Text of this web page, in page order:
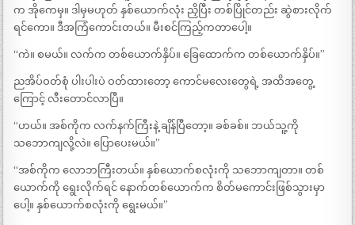
က အိုကေမှ။ ဒါမှမဟုတ် နှစ်ယောက်လုံး ညှိပြီး တစ်ပြိုင်တည်း ဆွဲစားလိုက်
ရင်ကော။ ဒီအကြံကောင်းတယ်။ မီးစင်ကြည့်ကတာပေါ့။
“ကဲ။ စမယ်။ လက်က တစ်ယောက်နှိပ်။ ခြေထောက်က တစ်ယောက်နှိပ်။”
ညအိပ်ဝတ်စုံ ပါးပါးပဲ ဝတ်ထားတော့ ကောင်မလေးတွေရဲ့ အထိအတွေ့
ကြောင့် လီးတောင်လာပြီ။
“ဟယ်။ အစ်ကိုက လက်နက်ကြီးနဲ့ ချိန်ပြီတော့။ ခစ်ခစ်။ ဘယ်သူ့ကို
သဘောကျလို့လဲ။ ပြောပေးမယ်။”
“အစ်ကိုက လောဘကြီးတယ်။ နှစ်ယောက်စလုံးကို သဘောကျတာ။ တစ်
ယောက်ကို ရွေးလိုက်ရင် နောက်တစ်ယောက်က စိတ်မကောင်းဖြစ်သွားမှာ
ပေါ့။ နှစ်ယောက်စလုံးကို ရွေးမယ်။”